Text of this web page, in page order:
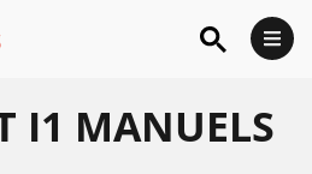
I1 MANUELS